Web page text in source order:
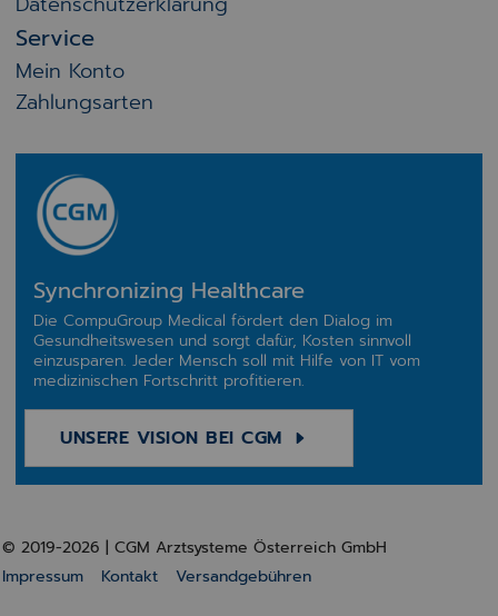
Service
Mein Konto
Zahlungsarten
Synchronizing Healthcare
Die CompuGroup Medical fördert den Dialog im
Gesundheitswesen und sorgt dafür, Kosten sinnvoll
einzusparen. Jeder Mensch soll mit Hilfe von IT vom
medizinischen Fortschritt profitieren.
UNSERE VISION BEI CGM
© 2019-2026 | CGM Arztsysteme Österreich GmbH
Impressum
Kontakt Versandgebühren